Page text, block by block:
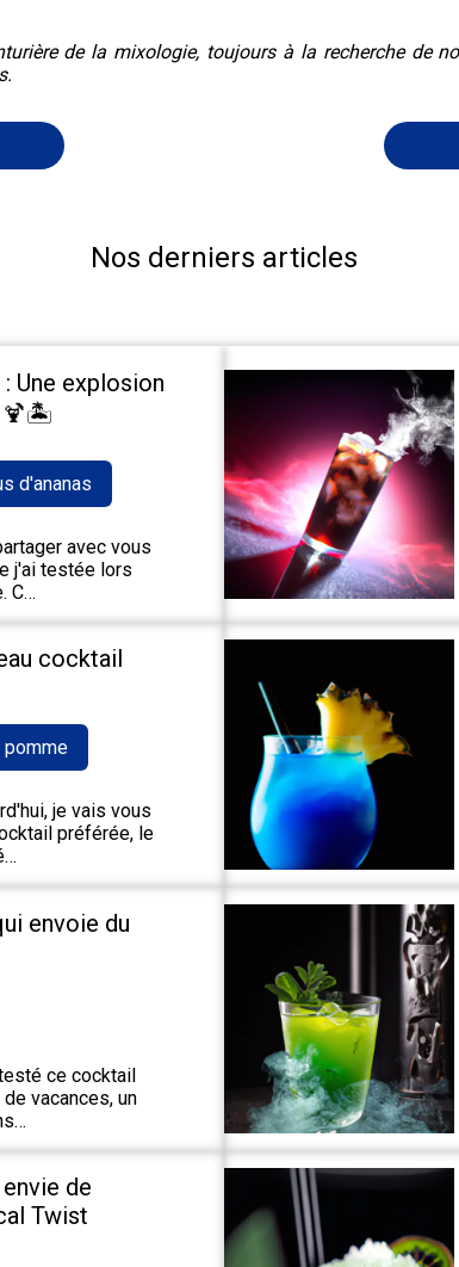
de la mixologie, toujours à la recherche de
Nos derniers articles
Une explosion
🍹🏝️
d'ananas
avec vous
j'ai testée lors
C…
cocktail
je vais vous
préférée, le
envoie du
ce cocktail
vacances, un
de
Twist